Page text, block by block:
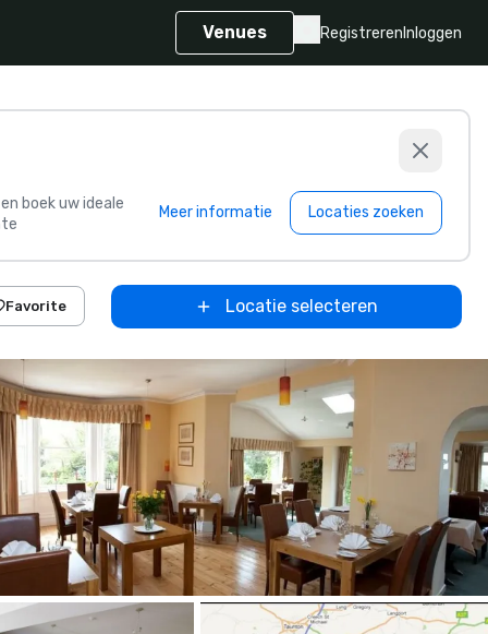
Venues Registreren Inloggen
boek uw ideale
Meer informatie Locaties zoeken
Favorite Locatie selecteren